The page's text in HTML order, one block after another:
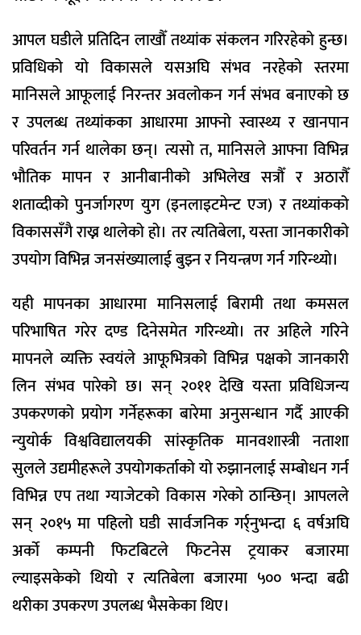
आपल घडीले प्रतिदिन लाखौँ तथ्यांक संकलन गरिरहेको हुन्छ।
प्रविधिको यो विकासले यसअघि संभव नरहेको स्तरमा
मानिसले आफूलाई निरन्तर अवलोकन गर्न संभव बनाएको छ
र उपलब्ध तथ्यांकका आधारमा आफ्नो स्वास्थ्य र खानपान
परिवर्तन गर्न थालेका छन्। त्यसो त, मानिसले आफ्ना विभिन्न
भौतिक मापन र आनीबानीको अभिलेख सत्रौँ र अठारौँ
शताव्दीको पुनर्जागरण युग (इनलाइटमेन्ट एज) र तथ्यांकको
विकाससँगै राख्न थालेको हो। तर त्यतिबेला, यस्ता जानकारीको
उपयोग विभिन्न जनसंख्यालाई बुझ्न र नियन्त्रण गर्न गरिन्थ्यो।
यही मापनका आधारमा मानिसलाई बिरामी तथा कमसल
परिभाषित गरेर दण्ड दिनेसमेत गरिन्थ्यो। तर अहिले गरिने
मापनले व्यक्ति स्वयंले आफूभित्रको विभिन्न पक्षको जानकारी
लिन संभव पारेको छ। सन् २०११ देखि यस्ता प्रविधिजन्य
उपकरणको प्रयोग गर्नेहरूका बारेमा अनुसन्धान गर्दै आएकी
न्युयोर्क विश्वविद्यालयकी सांस्कृतिक मानवशास्त्री नताशा
सुलले उद्यमीहरूले उपयोगकर्ताको यो रुझानलाई सम्बोधन गर्न
विभिन्न एप तथा ग्याजेटको विकास गरेको ठान्छिन्। आपलले
सन् २०१५ मा पहिलो घडी सार्वजनिक गर्र्नुभन्दा ६ वर्षअघि
अर्काे कम्पनी फिटबिटले फिटनेस ट्रयाकर बजारमा
ल्याइसकेको थियो र त्यतिबेला बजारमा ५०० भन्दा बढी
थरीका उपकरण उपलब्ध भैसकेका थिए।